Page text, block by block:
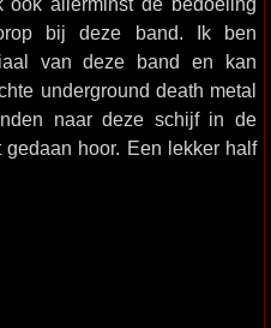
bij deze band. Ik ben
van deze band en kan
underground death metal
naar deze schijf in de
hoor. Een lekker half